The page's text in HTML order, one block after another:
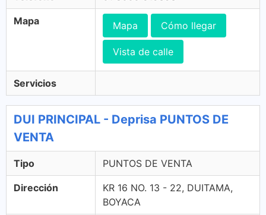
Mapa Mapa Cómo llegar
Vista de calle
Servicios
DUI PRINCIPAL - Deprisa PUNTOS DE
VENTA
Tipo PUNTOS DE VENTA
Dirección
KR 16 NO. 13 - 22, DUITAMA,
BOYACA